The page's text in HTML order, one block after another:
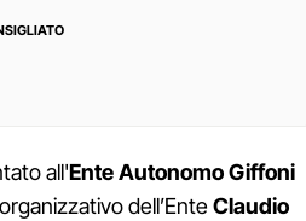
all'Ente Autonomo Giffoni
dell’EnteClaudio